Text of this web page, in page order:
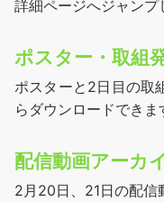
詳細ページへジャンプ
ポスター・取組
ポスターと2日目の取
らダウンロードできま
配信動画アーカ
2月20日、21日の配信